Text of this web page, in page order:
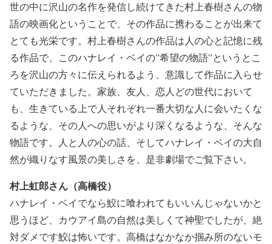
世の中に沢山の名作を発信し続けてきた村上春樹さんの物
語の映画化ということで、その作品に携わることが出来て
とても光栄です。村上春樹さんの作品は人の心と記憶に残
る作品で、このハナレイ・ベイの”希望の物語”というとこ
ろを沢山の方々に伝えられるよう、意識して作品に入らせ
ていただきました。家族、友人、恋人どの世代において
も、生きている上で人それぞれ一番大切な人に会いたくな
るような、その人への思いがより深くなるような、そんな
物語です。人と人の心の話、そしてハナレイ・ベイの大自
然が織りなす風景の美しさを、是非劇場でご覧下さい。
村上虹郎さん（高橋役）
ハナレイ・ベイでなら鮫に喰われてもいいんじゃないかと
思うほど、カウアイ島の自然は美しくて神聖でしたが、絶
対ダメです鮫は怖いです。高橋はなかなか掴み所のないモ